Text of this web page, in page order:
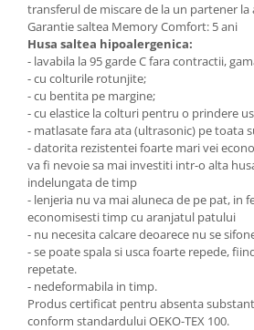
transferul de miscare de la un partener la
Garantie saltea Memory Comfort: 5 ani
Husa saltea hipoalergenica:
- lavabila la 95 garde C fara contractii,
- cu colturile rotunjite;
- cu bentita pe margine;
- cu elastice la colturi pentru o prindere
- matlasate fara ata (ultrasonic) pe toata
- datorita rezistentei foarte mari vei
va fi nevoie sa mai investiti intr-o alta
indelungata de timp
- lenjeria nu va mai aluneca de pe pat, in
economisesti timp cu aranjatul patului
- nu necesita calcare deoarece nu se
- se poate spala si usca foarte repede,
repetate.
- nedeformabila in timp.
Produs certificat pentru absenta
conform standardului OEKO-TEX 100.